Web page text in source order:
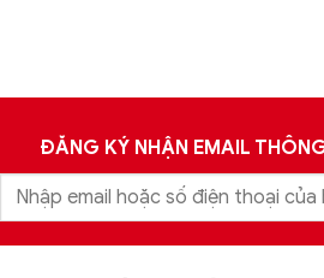
ĐĂNG KÝ NHẬN EMAIL